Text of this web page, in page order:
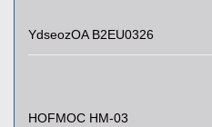
YdseozOA B2EU0326
HOFMOC HM-03